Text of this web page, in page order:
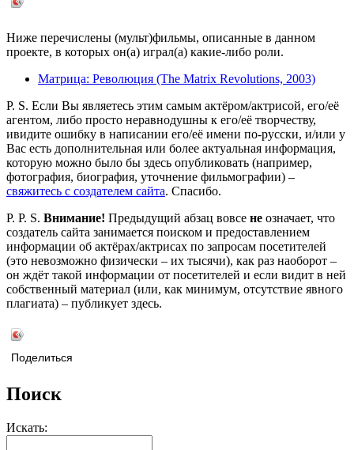
Ниже перечислены (мульт)фильмы, описанные в данном
проекте, в которых он(а) играл(а) какие-либо роли.
Матрица: Революция (The Matrix Revolutions, 2003)
P. S. Если Вы являетесь этим самым актёром/актрисой, его/её
агентом, либо просто неравнодушны к его/её творчеству,
ивидите ошибку в написании его/её имени по-русски, и/или у
Вас есть дополнительная или более актуальная информация,
которую можно было бы здесь опубликовать (например,
фотография, биография, уточнение фильмографии) –
свяжитесь с создателем сайта. Спасибо.
P. P. S. Внимание! Предыдущий абзац вовсе не означает, что
создатель сайта занимается поиском и предоставлением
информации об актёрах/актрисах по запросам посетителей
(это невозможно физически – их тысячи), как раз наоборот –
он ждёт такой информации от посетителей и если видит в ней
собственный материал (или, как минимум, отсутствие явного
плагиата) – публикует здесь.
Поделиться
Поиск
Искать: